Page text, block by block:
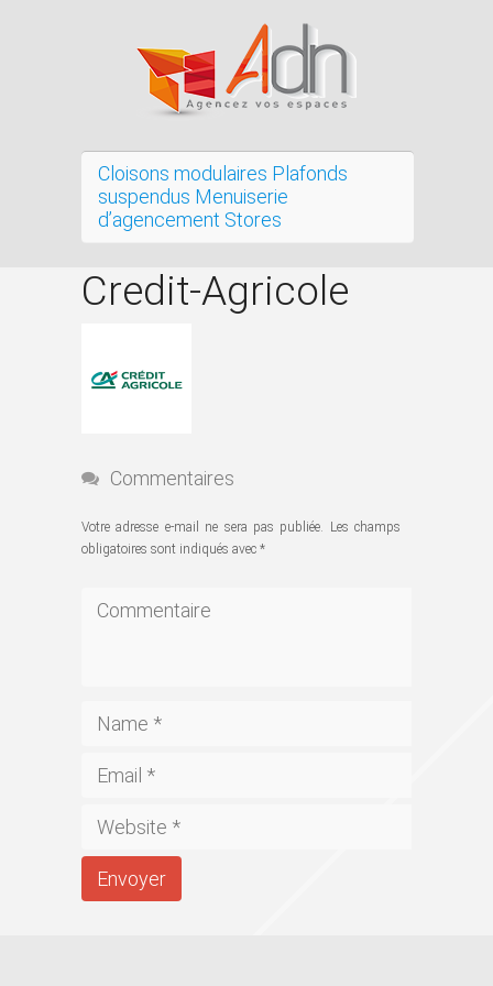
Cloisons modulaires Plafonds
suspendus Menuiserie
d’agencement Stores
Credit-Agricole
Commentaires
Votre adresse e-mail ne sera pas publiée. Les champs
obligatoires sont indiqués avec *
Envoyer